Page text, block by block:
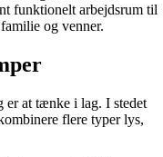
funktionelt arbejdsrum til
og venner.
er at tænke i lag. I stedet
flere typer lys,